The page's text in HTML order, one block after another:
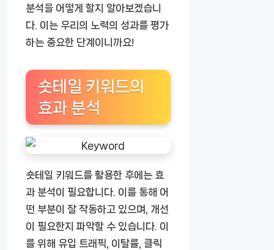
분석을 어떻게 할지 알아보겠습니
다. 이는 우리의 노력의 성과를 평가
하는 중요한 단계이니까요!
숏테일 키워드의
효과 분석
숏테일 키워드를 활용한 후에는 효
과 분석이 필요합니다. 이를 통해 어
떤 부분이 잘 작동하고 있으며, 개선
이 필요한지 파악할 수 있습니다. 이
를 위해 유입 트래픽, 이탈률, 클릭